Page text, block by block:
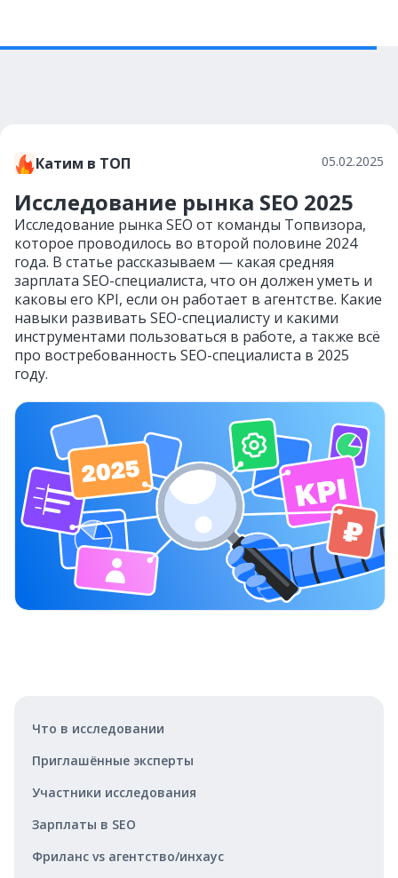
Катим в ТОП 05.02.2025
Исследование рынка SEO 2025
Исследование рынка SEO от команды Топвизора,
которое проводилось во второй половине 2024
года. В статье рассказываем — какая средняя
зарплата SEO-специалиста, что он должен уметь и
каковы его KPI, если он работает в агентстве. Какие
навыки развивать SEO-специалисту и какими
инструментами пользоваться в работе, а также всё
про востребованность SEO-специалиста в 2025
году.
Что в исследовании
Приглашённые эксперты
Участники исследования
Зарплаты в SEO
Фриланс vs агентство/инхаус